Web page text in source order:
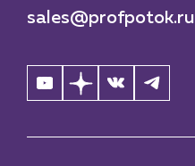
sales@profpotok.ru